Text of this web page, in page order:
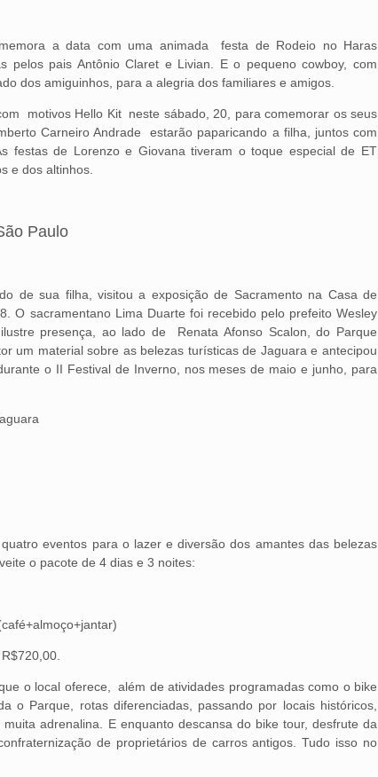
a data com uma animada festa de Rodeio no Haras
pelos pais Antônio Claret e Livian. E o pequeno cowboy, com
dos amiguinhos, para a alegria dos familiares e amigos.
motivos Hello Kit neste sábado, 20, para comemorar os seus
Carneiro Andrade estarão paparicando a filha, juntos com
festas de Lorenzo e Giovana tiveram o toque especial de ET
e dos altinhos.
Paulo
de sua filha, visitou a exposição de Sacramento na Casa de
O sacramentano Lima Duarte foi recebido pelo prefeito Wesley
presença, ao lado de Renata Afonso Scalon, do Parque
um material sobre as belezas turísticas de Jaguara e antecipou
o II Festival de Inverno, nos meses de maio e junho, para
eventos para o lazer e diversão dos amantes das belezas
o pacote de 4 dias e 3 noites:
o local oferece, além de atividades programadas como o bike
o Parque, rotas diferenciadas, passando por locais históricos,
adrenalina. E enquanto descansa do bike tour, desfrute da
de proprietários de carros antigos. Tudo isso no